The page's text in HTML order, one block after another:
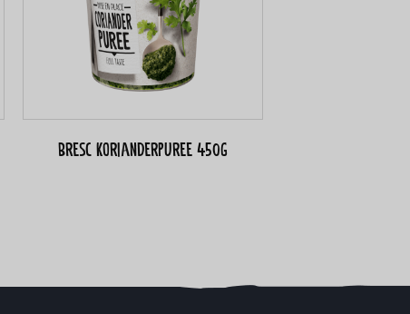
Bresc Korianderpuree 450g